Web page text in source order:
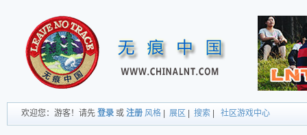
欢迎您：游客！请先 登录 或 注册 风格 展区 搜索 社区游戏中心